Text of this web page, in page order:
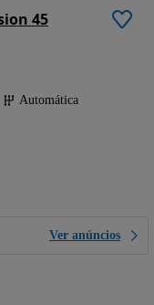
45
Automática
Ver anúncios